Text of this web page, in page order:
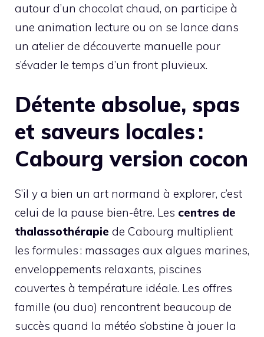
autour d’un chocolat chaud, on participe à
une animation lecture ou on se lance dans
un atelier de découverte manuelle pour
s’évader le temps d’un front pluvieux.
Détente absolue, spas
et saveurs locales :
Cabourg version cocon
S’il y a bien un art normand à explorer, c’est
celui de la pause bien-être. Les centres de
thalassothérapie de Cabourg multiplient
les formules : massages aux algues marines,
enveloppements relaxants, piscines
couvertes à température idéale. Les offres
famille (ou duo) rencontrent beaucoup de
succès quand la météo s’obstine à jouer la